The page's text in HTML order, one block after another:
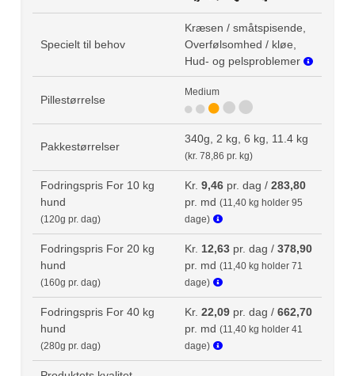
Specielt til behov
Kræsen / småtspisende,
Overfølsomhed / kløe,
Hud- og pelsproblemer
Pillestørrelse
Medium
Pakkestørrelser
340g, 2 kg, 6 kg, 11.4 kg
(kr. 78,86 pr. kg)
Fodringspris For 10 kg
hund
(120g pr. dag)
Kr.9,46 pr. dag /283,80
pr. md(11,40 kg holder 95
dage)
Fodringspris For 20 kg
hund
(160g pr. dag)
Kr. 12,63 pr. dag /378,90
pr. md(11,40 kg holder 71
dage)
Fodringspris For 40 kg
hund
(280g pr. dag)
Kr.22,09 pr. dag /662,70
pr. md(11,40 kg holder 41
dage)